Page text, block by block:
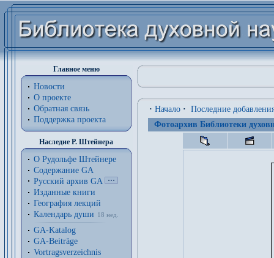
Главное меню
Новости
О проекте
Обратная связь
Поддержка проекта
Наследие Р. Штейнера
О Рудольфе Штейнере
Содержание GA
Русский архив GA
Изданные книги
География лекций
Календарь души
18 нед.
GA-Katalog
GA-Beiträge
Vortragsverzeichnis
· Начало · Последние
Фотоархив Библиотеки